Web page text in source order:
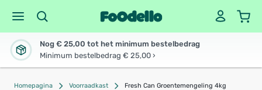
Nog € 25,00 tot het minimum bestelbedrag
Minimum bestelbedrag € 25,00 ›
Homepagina Voorraadkast Fresh Can Groentemengeling 4kg